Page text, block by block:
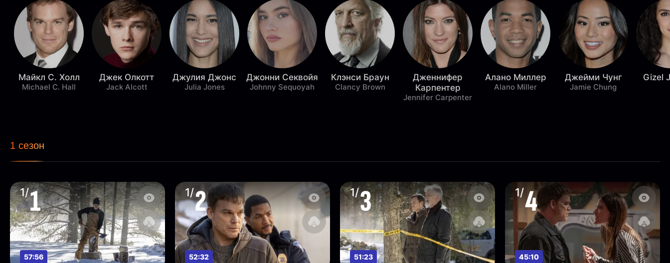
Майкл С. Холл
Michael C. Hall
Джек Олкотт
Jack Alcott
Джулия Джонс
Julia Jones
Джонни Секвойя
Johnny Sequoyah
Клэнси Браун
Clancy Brown
Дженнифер
Карпентер
Jennifer Carpenter
Алано Миллер
Alano Miller
Джейми Чунг
Jamie Chung
Gizel
1 сезон
1/1
57:56
1/2
52:32
1/3
51:23
1/4
45:10